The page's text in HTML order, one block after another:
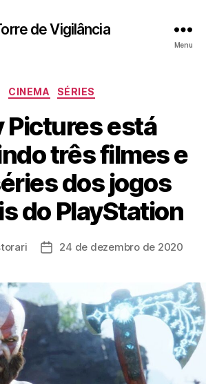
de Vigilância
Menu
Categorias
CINEMA SÉRIES
Pictures está
três filmes e
dos jogos
do PlayStation
Data24 de dezembro de 2020